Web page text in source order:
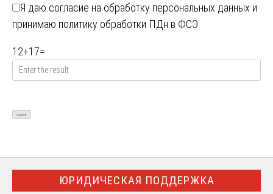
Я даю согласие на обработку персональных данных и
принимаю политику обработки ПДн в ФСЭ
12+17=
ЮРИДИЧЕСКАЯ ПОДДЕРЖКА